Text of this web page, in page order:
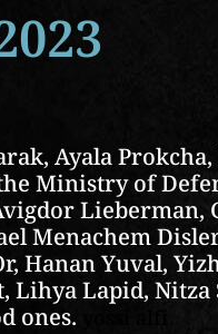
Ayala Prokcha,
Ministry of
Menachem
Hanan Yuval,
Lihya Lapid, Nitza
ones.